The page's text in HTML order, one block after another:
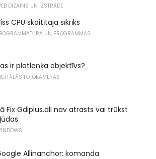
DIZAINS UN IZSTRĀDE
CPU skaitītāja sīkrīks
UN PROGRAMMAS
ir platleņķa objektīvs?
FOTOKAMERAS
Fix Gdiplus.dll nav atrasts vai trūkst
Allinanchor: komanda